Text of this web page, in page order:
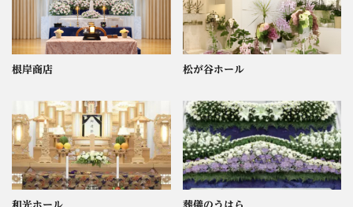
根岸商店 松が谷ホール